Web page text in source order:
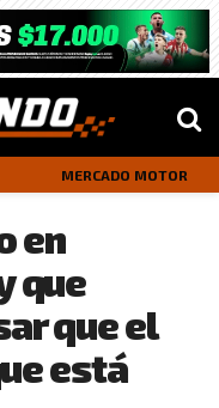
MERCADO MOTOR
en
que
que el
está